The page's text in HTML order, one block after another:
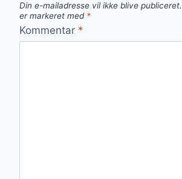
Din e-mailadresse vil ikke blive publiceret.
er markeret med *
Kommentar *